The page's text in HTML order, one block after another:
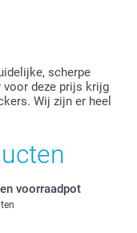
scherpe
deze prijs krijg
Wij zijn er heel
voorraadpot